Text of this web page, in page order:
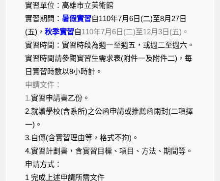
實習單位：高雄市立美術館
實習期間：暑假實習自110年7月6日(二)至8月27日
(五)，秋季實習自110年7月6日(二)至12月3日(五)。
實習時間：實習時段為週一至週五，或週二至週六。
實習時間請參閱實習生需求表(附件一及附件二)，每
日實習時數以8小時計。
申請文件：
1.實習申請書乙份。
2.就讀學校(含系所)之公函申請或推薦函兩封(二項擇
一)。
3.​自傳(含實習理由等，格式不拘)。
4.​實習計劃書，含實習目標、項目、方法、期間等。
申請方式：
1 完成上述申請所需文件